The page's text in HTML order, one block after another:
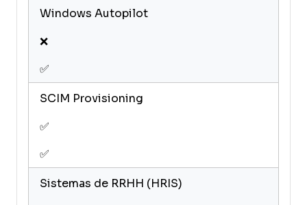
Windows Autopilot
❌
✅
SCIM Provisioning
✅
✅
Sistemas de RRHH (HRIS)